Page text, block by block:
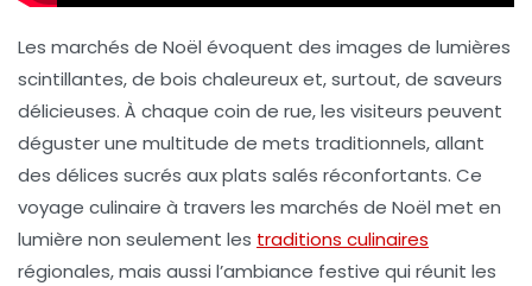
Les marchés de Noël évoquent des images de lumières
scintillantes, de bois chaleureux et, surtout, de saveurs
délicieuses. À chaque coin de rue, les visiteurs peuvent
déguster une multitude de mets traditionnels, allant
des délices sucrés aux plats salés réconfortants. Ce
voyage culinaire à travers les marchés de Noël met en
lumière non seulement les traditions culinaires
régionales, mais aussi l’ambiance festive qui réunit les